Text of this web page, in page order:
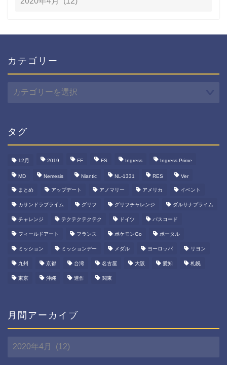
カテゴリー
テ
ー
タグ
12月 2019 FF FS Ingress Ingress Prime
MD Nemesis Niantic NL-1331 RES Ver
まとめ アップデート アノマリー アメリカ イベント
カサンドラプライム グリフ グリフチャレンジ ダルサナプライム
チャレンジ テクテクテクテク ドイツ パスコード
フィールドアート フランス ポケモンGo ポータル
ミッション ミッションデー メダル ヨーロッパ リヨン
九州 京都 台湾 名古屋 大阪 愛知 札幌
東京 沖縄 連作 関東
月間アーカイブ
間